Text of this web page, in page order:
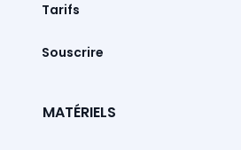
Tarifs
Souscrire
MATÉRIELS